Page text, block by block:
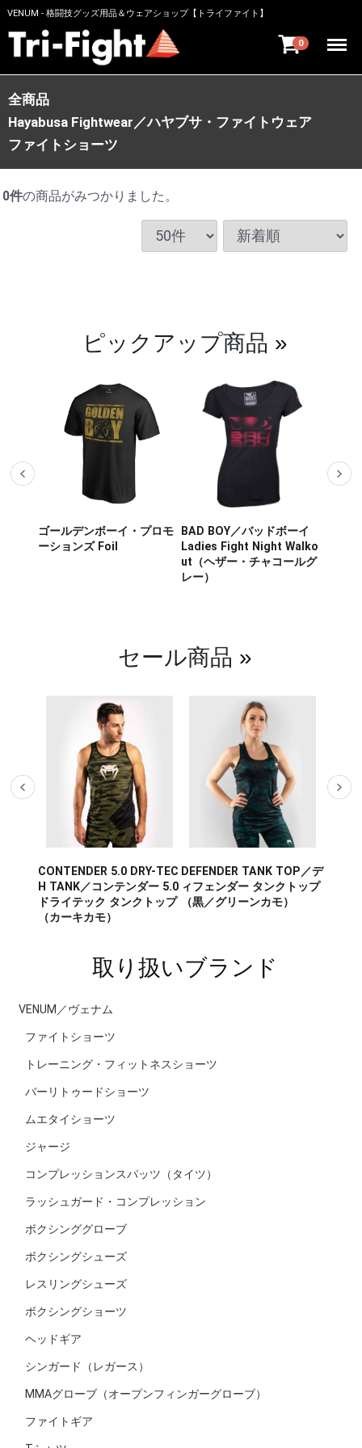
VENUM - 格闘技グッズ用品＆ウェアショップ【トライファイト】
0 Menu
全商品
Hayabusa Fightwear／ハヤブサ・ファイトウェア
ファイトショーツ
0件の商品がみつかりました。
ピックアップ商品 »
ゴールデンボーイ・プロモ
ーションズ Foil
BAD BOY／バッドボーイ
Ladies Fight Night Walko
ut（ヘザー・チャコールグ
レー）
セール商品 »
CONTENDER 5.0 DRY-TEC
H TANK／コンテンダー 5.0
ドライテック タンクトップ
（カーキカモ）
DEFENDER TANK TOP／デ
ィフェンダー タンクトップ
（黒／グリーンカモ）
AERO
取り扱いブランド
VENUM／ヴェナム
ファイトショーツ
トレーニング・フィットネスショーツ
バーリトゥードショーツ
ムエタイショーツ
ジャージ
コンプレッションスパッツ（タイツ）
ラッシュガード・コンプレッション
ボクシンググローブ
ボクシングシューズ
レスリングシューズ
ボクシングショーツ
ヘッドギア
シンガード（レガース）
MMAグローブ（オープンフィンガーグローブ）
ファイトギア